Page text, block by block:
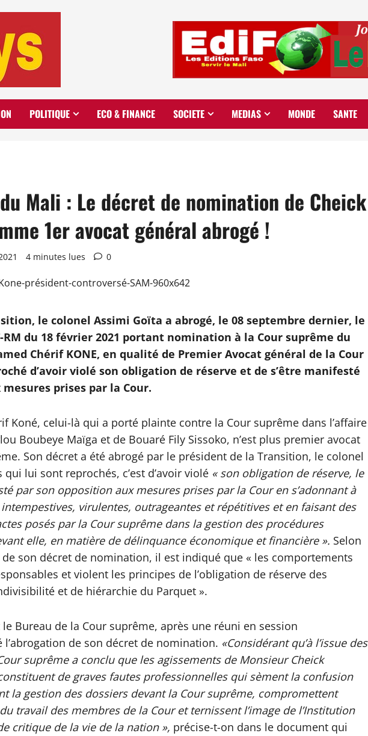
POLITIQUE ECO & FINANCE SOCIETE MEDIAS MONDE SANTE
Mali : Le décret de nomination de Cheick
1er avocat général abrogé !
4 minutes lues 0
le colonel Assimi Goïta a abrogé, le 08 septembre dernier, le
RM du 18 février 2021 portant nomination à la Cour suprême du
Chérif KONE, en qualité de Premier Avocat général de la Cour
d’avoir violé son obligation de réserve et de s’être manifesté
prises par la Cour.
Koné, celui-là qui a porté plainte contre la Cour suprême dans l’affaire
Boubeye Maïga et de Bouaré Fily Sissoko, n’est plus premier avocat
Son décret a été abrogé par le président de la Transition, le colonel
lui sont reprochés, c’est d’avoir violé « son obligation de réserve, le
par son opposition aux mesures prises par la Cour en s’adonnant à
virulentes, outrageantes et répétitives et en faisant des
posés par la Cour suprême dans la gestion des procédures
elle, en matière de délinquance économique et financière ». Selon
de son décret de nomination, il est indiqué que « les comportements
et violent les principes de l’obligation de réserve des
et de hiérarchie du Parquet ».
le Bureau de la Cour suprême, après une réuni en session
de son décret de nomination. «Considérant qu’à l’issue des
suprême a conclu que les agissements de Monsieur Cheick
de graves fautes professionnelles qui sèment la confusion
la gestion des dossiers devant la Cour suprême, compromettent
travail des membres de la Cour et ternissent l’image de l’Institution
critique de la vie de la nation », précise-t-on dans le document qui